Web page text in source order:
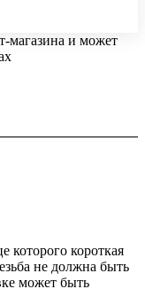
магазина и может
которого короткая
не должна быть
может быть